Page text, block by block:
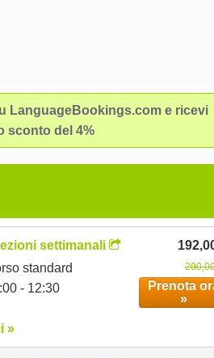
LanguageBookings.com e ricevi
sconto del 4%
settimanali
standard
- 12:30
Prenota
»
»